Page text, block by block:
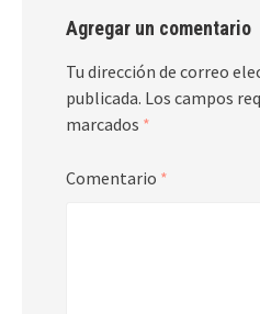
Agregar un comentario
Tu dirección de correo
publicada. Los campos
marcados *
Comentario *